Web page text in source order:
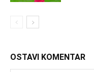
OSTAVI KOMENTAR